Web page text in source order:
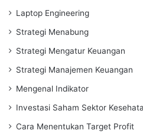
Laptop Engineering
Strategi Menabung
Strategi Mengatur Keuangan
Strategi Manajemen Keuangan
Mengenal Indikator
Investasi Saham Sektor
Cara Menentukan Target Profit